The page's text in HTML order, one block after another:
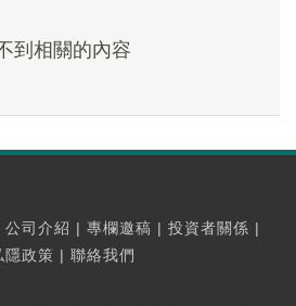
到相關的內容
公司介紹 | 專欄邀稿 | 投資者關係 |
隱政策 | 聯絡我們